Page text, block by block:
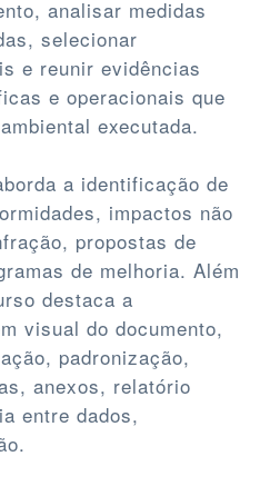
analisar medidas
selecionar
e reunir evidências
e operacionais que
executada.
a identificação de
impactos não
propostas de
de melhoria. Além
destaca a
visual do documento,
padronização,
anexos, relatório
entre dados,